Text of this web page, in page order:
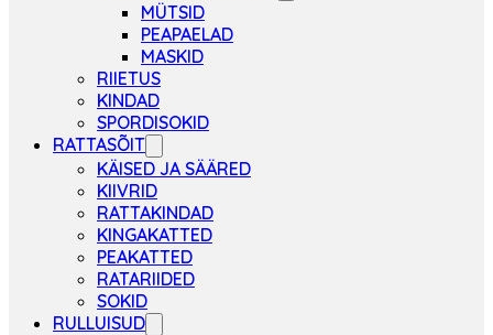
MÜTSID
PEAPAELAD
MASKID
RIIETUS
KINDAD
SPORDISOKID
RATTASÕIT
KÄISED JA SÄÄRED
KIIVRID
RATTAKINDAD
KINGAKATTED
PEAKATTED
RATARIIDED
SOKID
RULLUISUD